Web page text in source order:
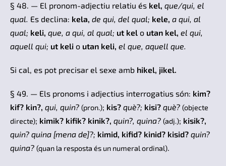
§ 48. — El pronom-adjectiu relatiu és kel, que/qui, el
qual. Es declina: kela, de qui, del qual; kele, a qui, al
qual; keli, que, a qui, al qual; ut kel o utan kel, el qui,
aquell qui; ut keli o utan keli, el que, aquell que.
Si cal, es pot precisar el sexe amb hikel, jikel.
§ 49. — Els pronoms i adjectius interrogatius són: kim?
kif? kin?, qui, quin? (pron.); kis? què?; kisi? què? (objecte
directe); kimik? kifik? kinik?, quin?, quina? (adj.); kisik?,
quin? quina [mena de]?; kimid, kifid? kinid? kisid? quin?
quina? (quan la resposta és un numeral ordinal).